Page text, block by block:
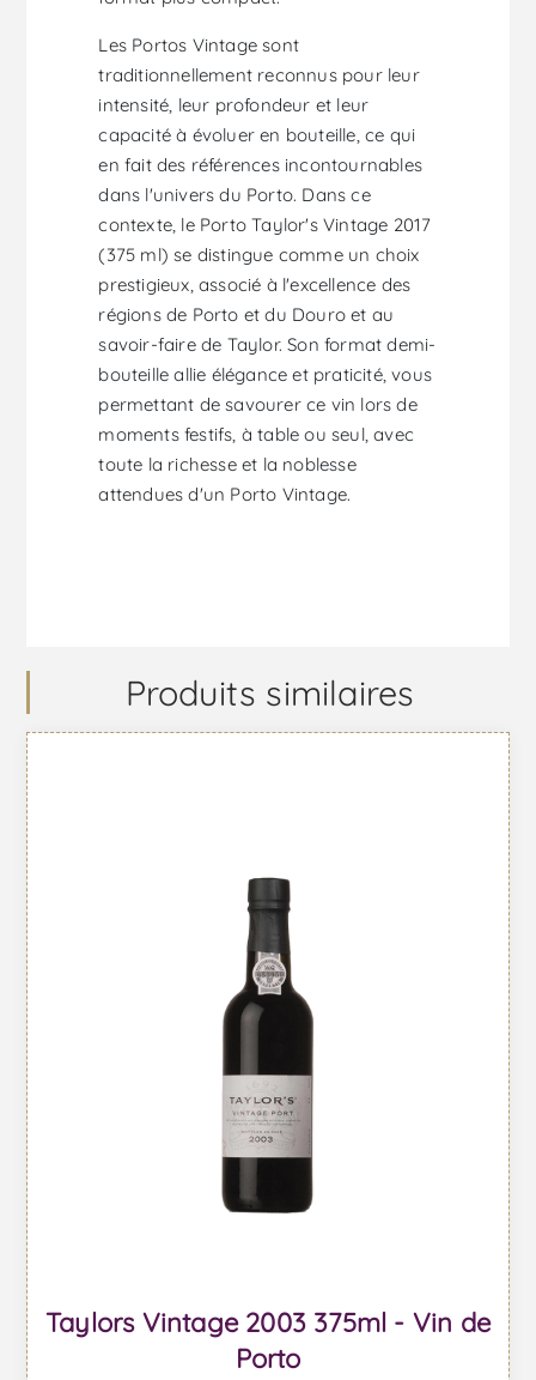
Les Portos Vintage sont
traditionnellement reconnus pour leur
intensité, leur profondeur et leur
capacité à évoluer en bouteille, ce qui
en fait des références incontournables
dans l'univers du Porto. Dans ce
contexte, le Porto Taylor's Vintage 2017
(375 ml) se distingue comme un choix
prestigieux, associé à l'excellence des
régions de Porto et du Douro et au
savoir-faire de Taylor. Son format demi-
bouteille allie élégance et praticité, vous
permettant de savourer ce vin lors de
moments festifs, à table ou seul, avec
toute la richesse et la noblesse
attendues d'un Porto Vintage.
Produits similaires
Taylors Vintage 2003 375ml - Vin de
Porto